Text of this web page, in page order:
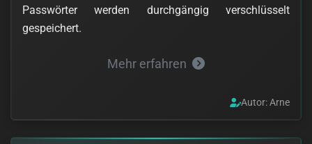
Passwörter werden durchgängig verschlüsselt
gespeichert.
Mehr erfahren
Autor: Arne